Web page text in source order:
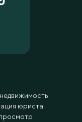
юриста